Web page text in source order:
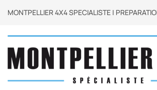
MONTPELLIER 4X4 SPECIALISTE |